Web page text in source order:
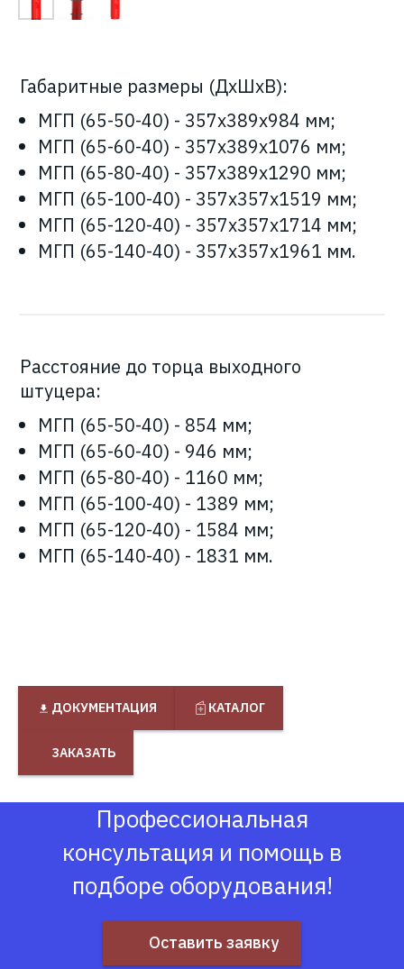
Габаритные размеры (ДхШхВ):
МГП (65-50-40) - 357х389х984 мм;
МГП (65-60-40) - 357х389х1076 мм;
МГП (65-80-40) - 357х389х1290 мм;
МГП (65-100-40) - 357х357х1519 мм;
МГП (65-120-40) - 357х357х1714 мм;
МГП (65-140-40) - 357х357х1961 мм.
Расстояние до торца выходного
штуцера:
МГП (65-50-40) - 854 мм;
МГП (65-60-40) - 946 мм;
МГП (65-80-40) - 1160 мм;
МГП (65-100-40) - 1389 мм;
МГП (65-120-40) - 1584 мм;
МГП (65-140-40) - 1831 мм.
ДОКУМЕНТАЦИЯ КАТАЛОГ
ЗАКАЗАТЬ
Профессиональная
консультация и помощь в
подборе оборудования!
Оставить заявку